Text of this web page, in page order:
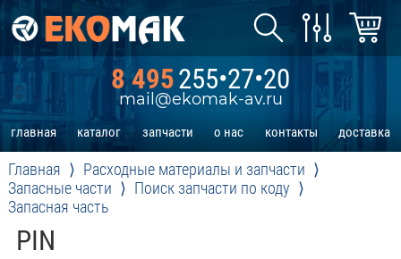
8 495255•27•20
mail@ekomak-av.ru
главная каталог запчасти о нас контакты доставка
Главная
Расходные материалы и запчасти
Запасные части
Поиск запчасти по коду
Запасная часть
PIN